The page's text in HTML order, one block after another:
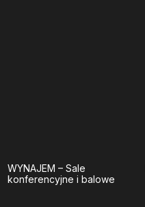
WYNAJEM – Sale
konferencyjne i balowe